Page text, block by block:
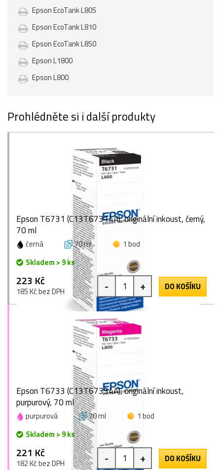
Epson EcoTank L805
Epson EcoTank L810
Epson EcoTank L850
Epson L1800
Epson L800
Prohlédněte si i další produkty
Epson T6731 (C13T67314A), originální inkoust, černý,
70 ml
černá 70 ml
1 bod
Skladem > 9 ks
223 Kč
185 Kč bez DPH - + DO KOŠÍKU
Epson T6733 (C13T67334A), originální inkoust,
purpurový, 70 ml
purpurová 70 ml
1 bod
Skladem > 9 ks
221 Kč
182 Kč bez DPH - + DO KOŠÍKU